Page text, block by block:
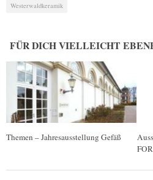
Westerwaldkeramik
FÜR DICH VIELLEICHT
Themen – Jahresausstellung Gefäß